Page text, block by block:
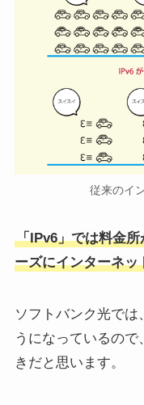
従来のイ
「IPv6」では料金
ーズにインターネッ
ソフトバンク光では
うになっているの
きだと思います。